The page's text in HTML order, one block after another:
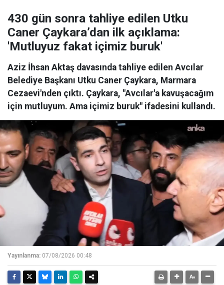
430 gün sonra tahliye edilen Utku
Caner Çaykara’dan ilk açıklama:
'Mutluyuz fakat içimiz buruk'
Aziz İhsan Aktaş davasında tahliye edilen Avcılar
Belediye Başkanı Utku Caner Çaykara, Marmara
Cezaevi'nden çıktı. Çaykara, "Avcılar'a kavuşacağım
için mutluyum. Ama içimiz buruk" ifadesini kullandı.
Yayınlanma: 07/08/2026 00:48